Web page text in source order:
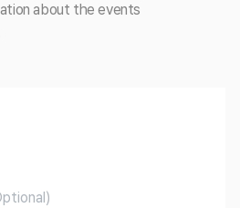
about the events